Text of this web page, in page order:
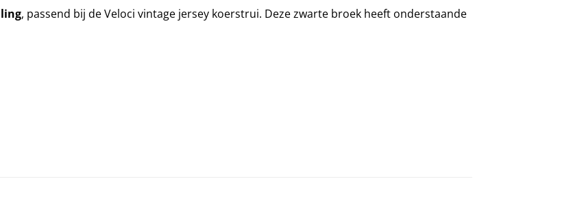
, passend bij de Veloci vintage jersey koerstrui. Deze zwarte broek heeft onderstaande